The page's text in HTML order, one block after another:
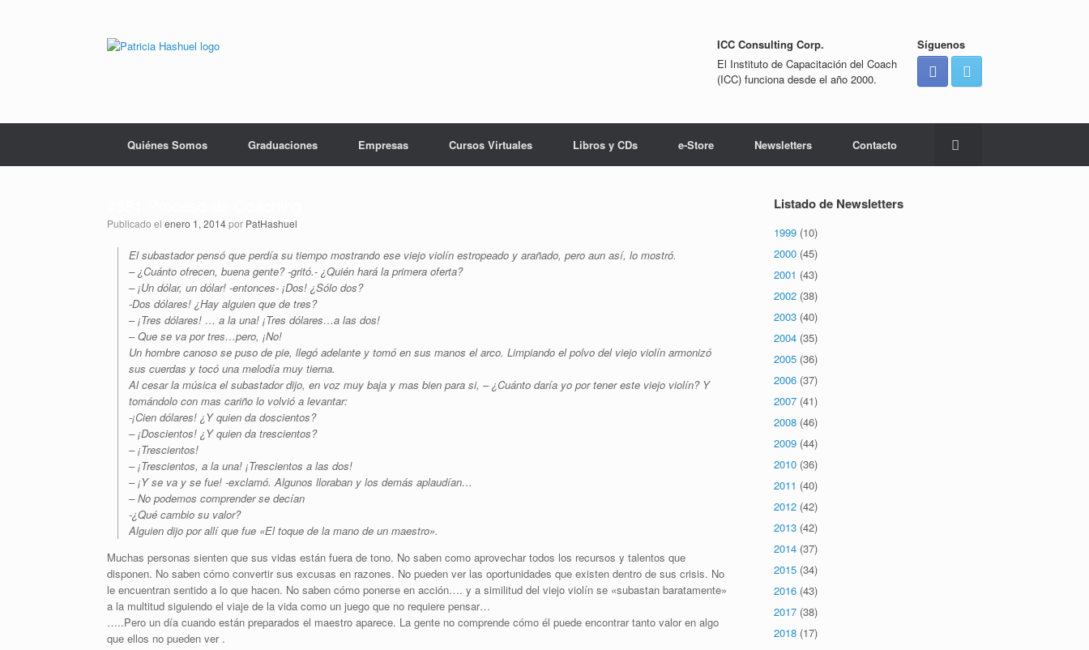
ICC Consulting Corp.
El Instituto de Capacitación del Coach
(ICC) funciona desde el año 2000.
Síguenos
Quiénes Somos Graduaciones Empresas Cursos Virtuales Libros y CDs e-Store Newsletters Contacto
Publicado el enero 1, 2014por PatHashuel
El subastador pensó que perdía su tiempo mostrando ese viejo violín estropeado y arañado, pero aun así, lo mostró.
– ¿Cuánto ofrecen, buena gente? -gritó.- ¿Quién hará la primera oferta?
– ¡Un dólar, un dólar! -entonces- ¡Dos! ¿Sólo dos?
-Dos dólares! ¿Hay alguien que de tres?
– ¡Tres dólares! … a la una! ¡Tres dólares…a las dos!
– Que se va por tres…pero, ¡No!
Un hombre canoso se puso de pie, llegó adelante y tomó en sus manos el arco. Limpiando el polvo del viejo violín armonizó
sus cuerdas y tocó una melodía muy tierna.
Al cesar la música el subastador dijo, en voz muy baja y mas bien para si, – ¿Cuánto daría yo por tener este viejo violín? Y
tomándolo con mas cariño lo volvió a levantar:
-¡Cien dólares! ¿Y quien da doscientos?
– ¡Doscientos! ¿Y quien da trescientos?
– ¡Trescientos!
– ¡Trescientos, a la una! ¡Trescientos a las dos!
– ¡Y se va y se fue! -exclamó. Algunos lloraban y los demás aplaudían…
– No podemos comprender se decían
-¿Qué cambio su valor?
Alguien dijo por allí que fue «El toque de la mano de un maestro».
Muchas personas sienten que sus vidas están fuera de tono. No saben como aprovechar todos los recursos y talentos que
disponen. No saben cómo convertir sus excusas en razones. No pueden ver las oportunidades que existen dentro de sus crisis. No
le encuentran sentido a lo que hacen. No saben cómo ponerse en acción…. y a similitud del viejo violín se «subastan baratamente»
a la multitud siguiendo el viaje de la vida como un juego que no requiere pensar…
…..Pero un día cuando están preparados el maestro aparece. La gente no comprende cómo él puede encontrar tanto valor en algo
que ellos no pueden ver .
Listado de Newsletters
1999 (10)
2000 (45)
2001 (43)
2002 (38)
2003 (40)
2004 (35)
2005 (36)
2006 (37)
2007 (41)
2008 (46)
2009 (44)
2010 (36)
2011 (40)
2012 (42)
2013 (42)
2014 (37)
2015 (34)
2016 (43)
2017 (38)
2018 (17)